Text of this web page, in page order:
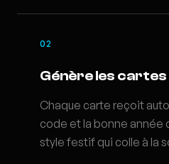
02
Génère les cartes
Chaque carte reçoit
code et la bonne année
style festif qui colle à la